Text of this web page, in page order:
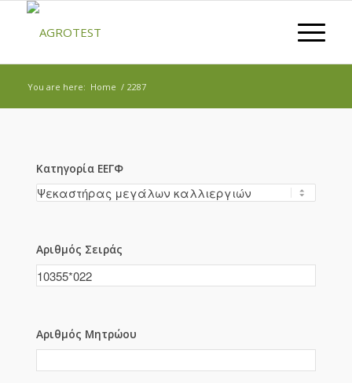
You are here: Home / 2287
Κατηγορία ΕΕΓΦ
Αριθμός Σειράς
Αριθμός Μητρώου